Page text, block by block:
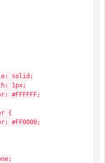
solid;
1px;
#FFFFFF;
{
#FF0000;